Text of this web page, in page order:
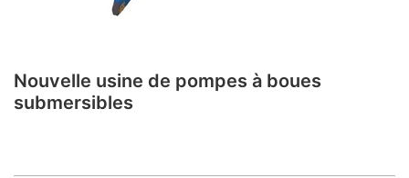
Nouvelle usine de pompes à boues
submersibles